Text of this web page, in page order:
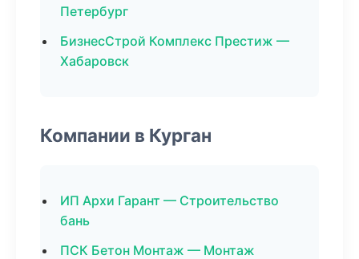
Петербург
БизнесСтрой Комплекс Престиж —
Хабаровск
Компании в Курган
ИП Архи Гарант — Строительство
бань
ПСК Бетон Монтаж — Монтаж